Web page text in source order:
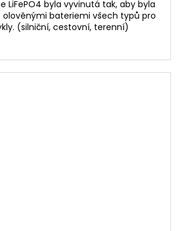
LiFePO4 byla vyvinutá tak, aby byla
olověnými bateriemi všech typů pro
(silniční, cestovní, terenní)